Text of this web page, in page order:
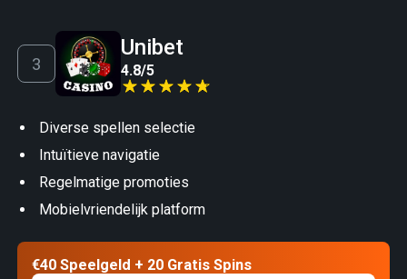
Unibet
4.8/5
Diverse spellen selectie
Intuïtieve navigatie
Regelmatige promoties
Mobielvriendelijk platform
€40 Speelgeld + 20 Gratis Spins